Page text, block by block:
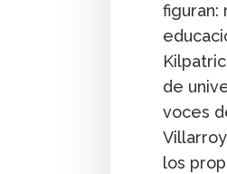
figuran:
de
voces
los